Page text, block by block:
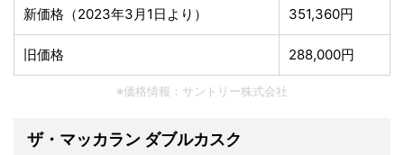
新価格（2023年3月1日より） 351,360円
旧価格 288,000円
※価格情報：サントリー株式会社
ザ・マッカラン ダブルカスク